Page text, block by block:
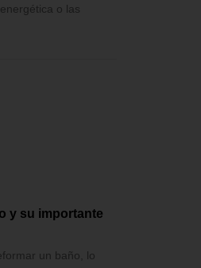
o las
y su importante
un baño, lo